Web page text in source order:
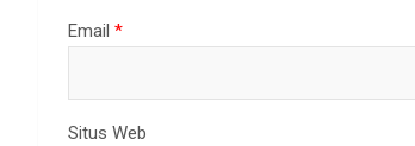
Email *
Situs Web